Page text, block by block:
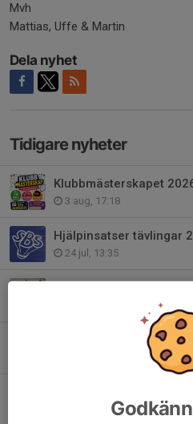
Mvh
Mattias, Uffe & Martin
Dela nyhet
Tidigare nyheter
Klubbmästerskapet
3 aug, 17:18
Hjälpinsatser tävlingar
24 jul, 13:35
Kort uppdatering SBS
24 jun, 10:16